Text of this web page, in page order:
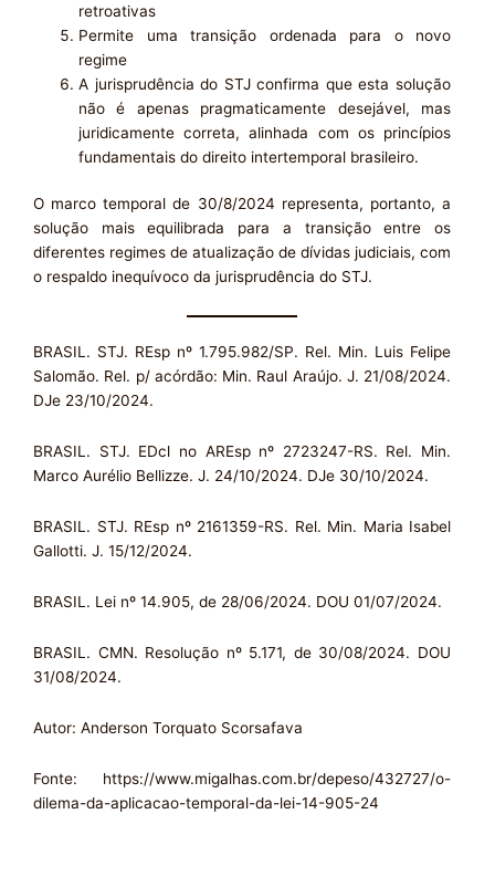
retroativas
Permite uma transição ordenada para o novo
regime
A jurisprudência do STJ confirma que esta solução
não é apenas pragmaticamente desejável, mas
juridicamente correta, alinhada com os princípios
fundamentais do direito intertemporal brasileiro.
O marco temporal de 30/8/2024 representa, portanto, a
solução mais equilibrada para a transição entre os
diferentes regimes de atualização de dívidas judiciais, com
o respaldo inequívoco da jurisprudência do STJ.
BRASIL. STJ. REsp nº 1.795.982/SP. Rel. Min. Luis Felipe
Salomão. Rel. p/ acórdão: Min. Raul Araújo. J. 21/08/2024.
DJe 23/10/2024.
BRASIL. STJ. EDcl no AREsp nº 2723247-RS. Rel. Min.
Marco Aurélio Bellizze. J. 24/10/2024. DJe 30/10/2024.
BRASIL. STJ. REsp nº 2161359-RS. Rel. Min. Maria Isabel
Gallotti. J. 15/12/2024.
BRASIL. Lei nº 14.905, de 28/06/2024. DOU 01/07/2024.
BRASIL. CMN. Resolução nº 5.171, de 30/08/2024. DOU
31/08/2024.
Autor: Anderson Torquato Scorsafava
Fonte: https://www.migalhas.com.br/depeso/432727/o-
dilema-da-aplicacao-temporal-da-lei-14-905-24